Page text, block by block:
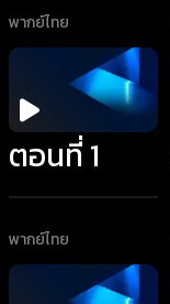
พากย์ไทย
ตอนที่ 1
พากย์ไทย